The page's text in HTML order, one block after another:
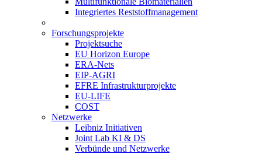
Integriertes Reststoffmanagement
Forschungsprojekte
Projektsuche
EU Horizon Europe
ERA-Nets
EIP-AGRI
EFRE Infrastrukturprojekte
EU-LIFE
COST
Netzwerke
Leibniz Initiativen
Joint Lab KI & DS
Verbünde und Netzwerke